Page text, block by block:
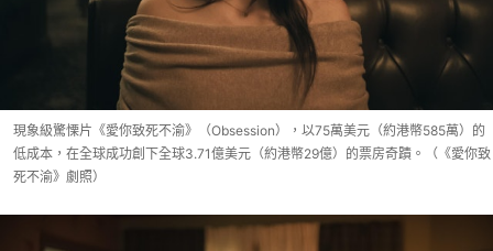
現象級驚慄片《愛你致死不渝》（Obsession），以75萬美元（約港幣585萬）的
低成本，在全球成功創下全球3.71億美元（約港幣29億）的票房奇蹟。（《愛你致
死不渝》劇照）